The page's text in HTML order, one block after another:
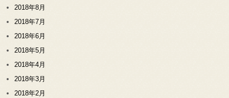
2018年8月
2018年7月
2018年6月
2018年5月
2018年4月
2018年3月
2018年2月